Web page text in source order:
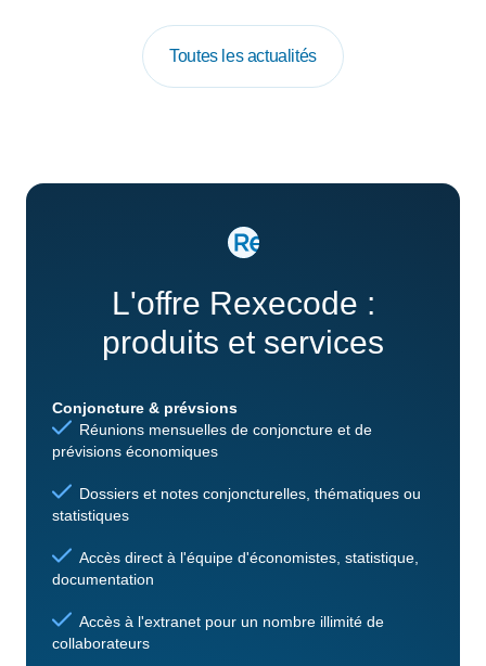
Toutes les actualités
L'offre Rexecode :
produits et services
Conjoncture & prévsions
Réunions mensuelles de conjoncture et de
prévisions économiques
Dossiers et notes conjoncturelles, thématiques ou
statistiques
Accès direct à l'équipe d'économistes, statistique,
documentation
Accès à l'extranet pour un nombre illimité de
collaborateurs